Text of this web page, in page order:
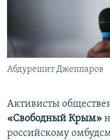
ПОБЕДИТЕЛЕЙ НЕ СУДЯТ?
КРЫМ.НЕПОКОРЕННЫЙ
УКРАИНСКАЯ ПРОБЛЕМА
Абдурешит Джеппаров
Активисты
«Свободный Крым»
российскому